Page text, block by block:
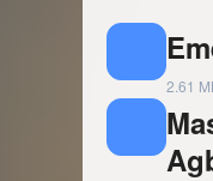
2.61